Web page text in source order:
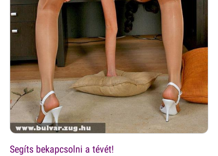
Segíts bekapcsolni a tévét!